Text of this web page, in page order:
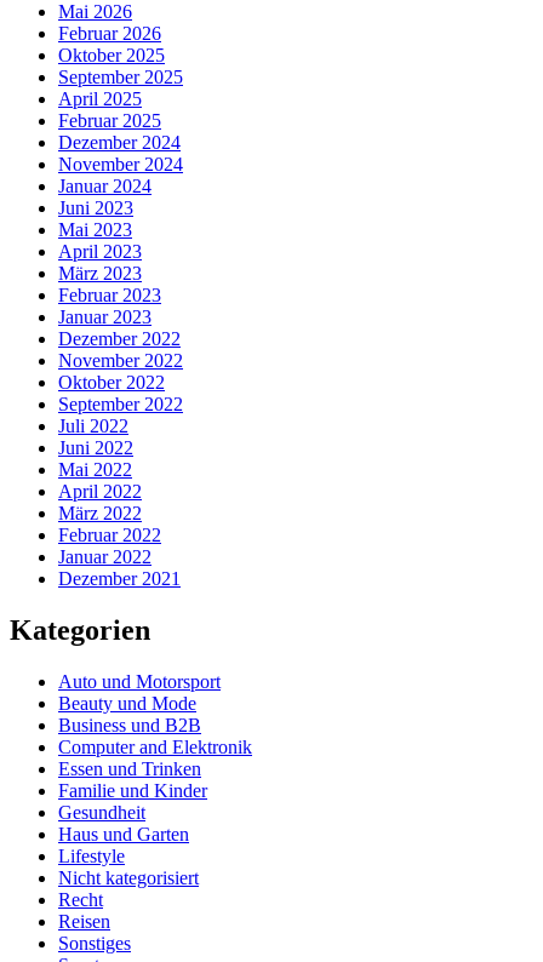
Mai 2026
Februar 2026
Oktober 2025
September 2025
April 2025
Februar 2025
Dezember 2024
November 2024
Januar 2024
Juni 2023
Mai 2023
April 2023
März 2023
Februar 2023
Januar 2023
Dezember 2022
November 2022
Oktober 2022
September 2022
Juli 2022
Juni 2022
Mai 2022
April 2022
März 2022
Februar 2022
Januar 2022
Dezember 2021
Kategorien
Auto und Motorsport
Beauty und Mode
Business und B2B
Computer and Elektronik
Essen und Trinken
Familie und Kinder
Gesundheit
Haus und Garten
Lifestyle
Nicht kategorisiert
Recht
Reisen
Sonstiges